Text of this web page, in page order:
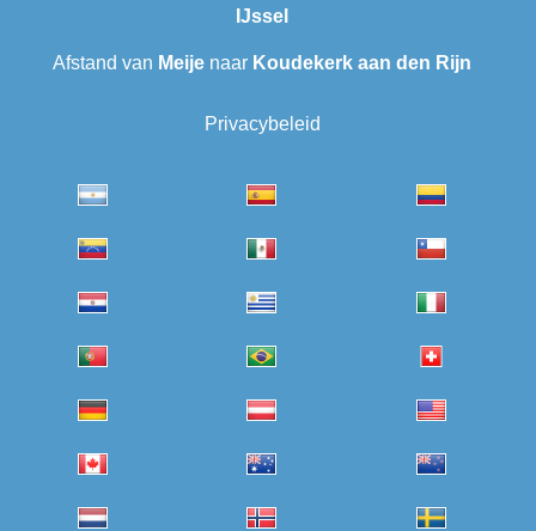
IJssel
Afstand van Meije naar Koudekerk aan den Rijn
Privacybeleid